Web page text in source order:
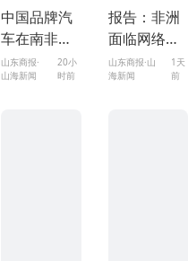
中国品牌汽
车在南非持
续“圈粉”
山东商报·
山海新闻
20小
时前
报告：非洲
面临网络安
全威胁加剧
山东商报·山
海新闻
1天
前